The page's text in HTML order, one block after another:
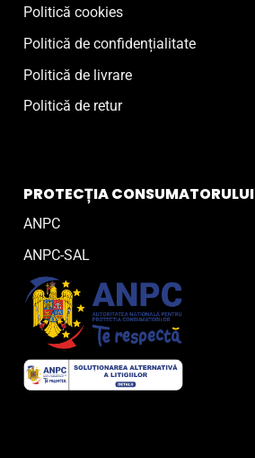
Politică cookies
Politică de confidențialitate
Politică de livrare
Politică de retur
PROTECȚIA CONSUMATORULUI
ANPC
ANPC-SAL